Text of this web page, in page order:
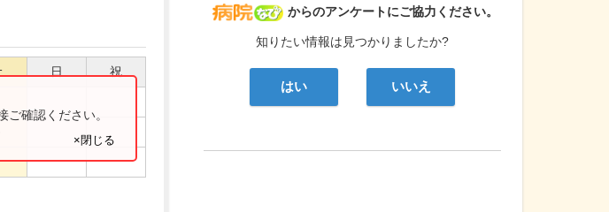
日 祝
確認ください。
×閉じる
病院なび
からのアンケートにご協力ください。
知りたい情報は見つかりましたか?
はい いいえ